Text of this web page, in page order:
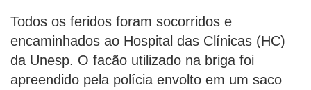
Todos os feridos foram socorridos e
encaminhados ao Hospital das Clínicas (HC)
da Unesp. O facão utilizado na briga foi
apreendido pela polícia envolto em um saco